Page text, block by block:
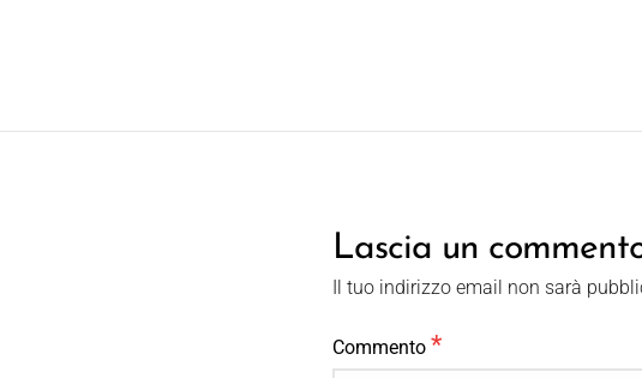
Lascia un
Il tuo indirizzo email non sarà
Commento*